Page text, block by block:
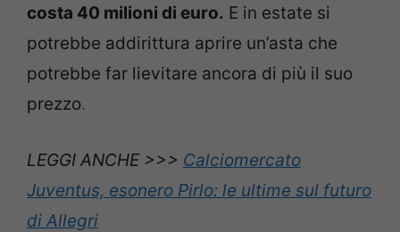
costa 40 milioni di euro. E in estate si
potrebbe addirittura aprire un’asta che
potrebbe far lievitare ancora di più il suo
prezzo.
LEGGI ANCHE >>> Calciomercato
Juventus, esonero Pirlo: le ultime sul futuro
di Allegri